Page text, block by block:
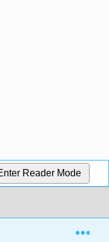
Reader Mode
Estado de